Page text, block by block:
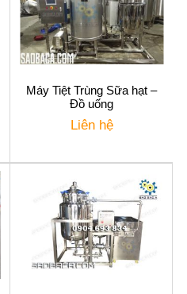
Máy Tiệt Trùng Sữa hạt –
Đồ uống
Liên hệ